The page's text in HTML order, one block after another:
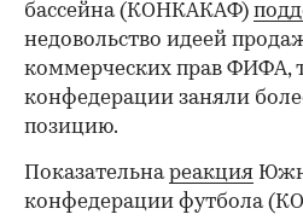
бассейна (КОНКАКАФ)
недовольство идеей
коммерческих прав ФИФА,
конфедерации заняли
позицию.
Показательнареакция
конфедерации футбола